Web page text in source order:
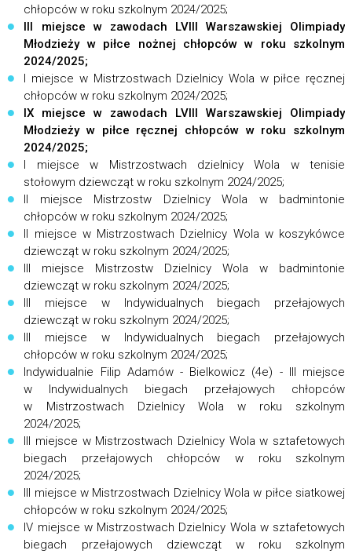
chłopców w roku szkolnym 2024/2025;
III miejsce w zawodach LVIII Warszawskiej Olimpiady
Młodzieży w piłce nożnej chłopców w roku szkolnym
2024/2025;
I miejsce w Mistrzostwach Dzielnicy Wola w piłce ręcznej
chłopców w roku szkolnym 2024/2025;
IX miejsce w zawodach LVIII Warszawskiej Olimpiady
Młodzieży w piłce ręcznej chłopców w roku szkolnym
2024/2025;
I miejsce w Mistrzostwach dzielnicy Wola w tenisie
stołowym dziewcząt w roku szkolnym 2024/2025;
II miejsce Mistrzostw Dzielnicy Wola w badmintonie
chłopców w roku szkolnym 2024/2025;
II miejsce w Mistrzostwach Dzielnicy Wola w koszykówce
dziewcząt w roku szkolnym 2024/2025;
III miejsce Mistrzostw Dzielnicy Wola w badmintonie
dziewcząt w roku szkolnym 2024/2025;
III miejsce w Indywidualnych biegach przełajowych
dziewcząt w roku szkolnym 2024/2025;
III miejsce w Indywidualnych biegach przełajowych
chłopców w roku szkolnym 2024/2025;
Indywidualnie Filip Adamów - Bielkowicz (4e) - III miejsce
w Indywidualnych biegach przełajowych chłopców
w Mistrzostwach Dzielnicy Wola w roku szkolnym
2024/2025;
III miejsce w Mistrzostwach Dzielnicy Wola w sztafetowych
biegach przełajowych chłopców w roku szkolnym
2024/2025;
III miejsce w Mistrzostwach Dzielnicy Wola w piłce siatkowej
chłopców w roku szkolnym 2024/2025;
IV miejsce w Mistrzostwach Dzielnicy Wola w sztafetowych
biegach przełajowych dziewcząt w roku szkolnym